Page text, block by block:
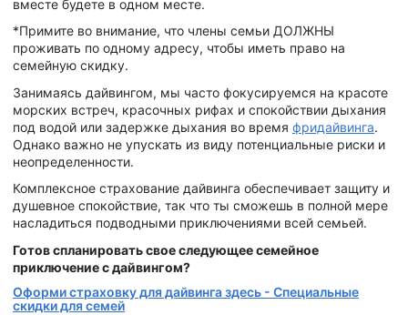
вместе будете в одном месте.
*Примите во внимание, что члены семьи ДОЛЖНЫ
проживать по одному адресу, чтобы иметь право на
семейную скидку.
Занимаясь дайвингом, мы часто фокусируемся на красоте
морских встреч, красочных рифах и спокойствии дыхания
под водой или задержке дыхания во время фридайвинга.
Однако важно не упускать из виду потенциальные риски и
неопределенности.
Комплексное страхование дайвинга обеспечивает защиту и
душевное спокойствие, так что ты сможешь в полной мере
насладиться подводными приключениями всей семьей.
Готов спланировать свое следующее семейное
приключение с дайвингом?
Оформи страховку для дайвинга здесь - Специальные
скидки для семей